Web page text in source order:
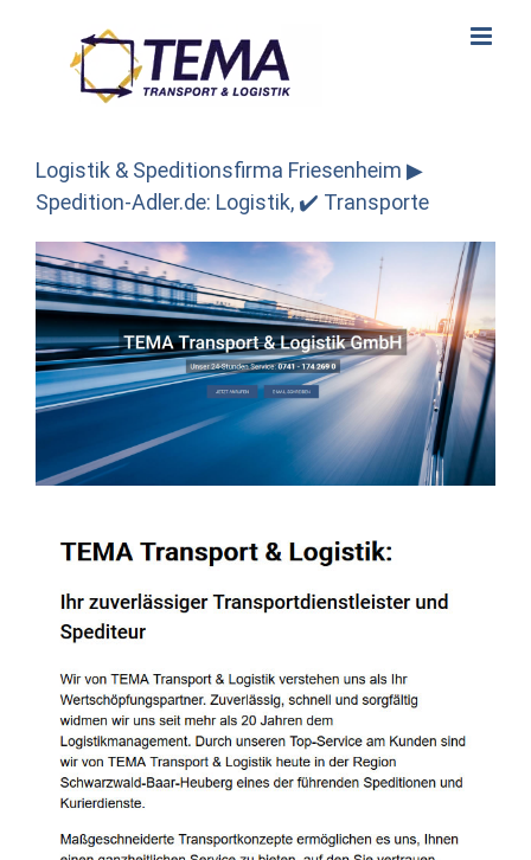
Logistik & Speditionsfirma Friesenheim ▶︎
Spedition-Adler.de: Logistik, ✔️ Transporte